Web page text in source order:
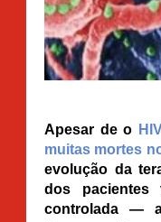
Apesar de o
muitas mortes
evolução da
dos pacientes
controlada —